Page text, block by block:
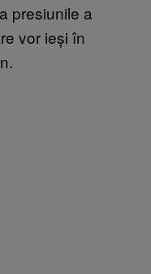
presiunile a
vor ieși în